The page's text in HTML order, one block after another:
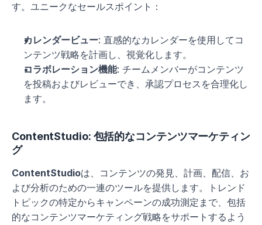
す。ユニークなセールスポイント：
カレンダービュー: 直感的なカレンダーを使用してコ
ンテンツ戦略を計画し、視覚化します。
コラボレーション機能: チームメンバーがコンテンツ
を投稿およびレビューでき、承認プロセスを合理化し
ます。
ContentStudio: 包括的なコンテンツマーケティン
グ
ContentStudioは、コンテンツの発見、計画、配信、お
よび分析のための一連のツールを提供します。トレンド
トピックの特定からキャンペーンの成功測定まで、包括
的なコンテンツマーケティング戦略をサポートするよう